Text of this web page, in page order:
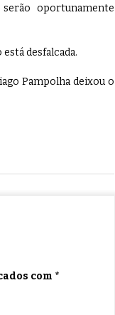
oportunamente
desfalcada.
Pampolha deixou o
com *